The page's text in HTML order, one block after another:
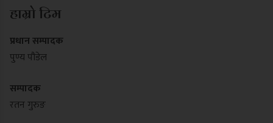
हाम्रो टिम
प्रधान सम्पादक
पुण्य पौडेल
सम्पादक
रतन गुरुङ